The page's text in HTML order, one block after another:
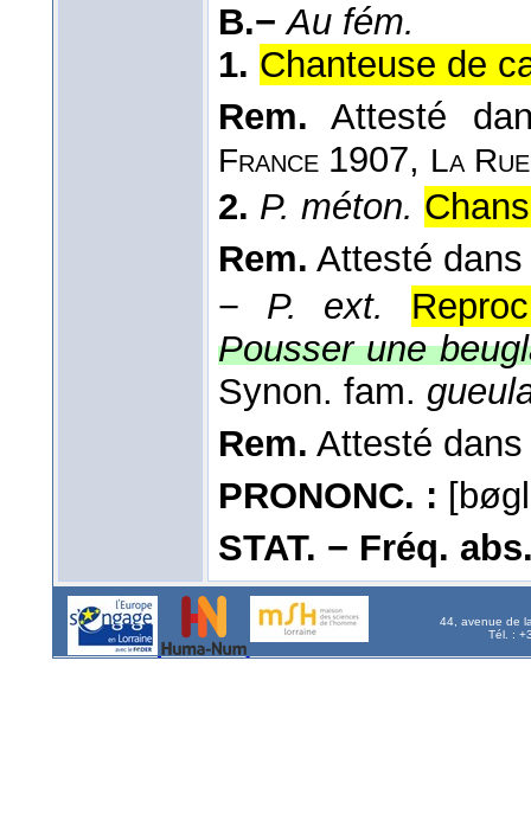
B.− Au fém.
1. Chanteuse de
Rem. Attesté
France 1907, La Rue
2. P. méton.
Rem. Attesté
− P. ext.
Pousser une
Synon. fam.
Rem. Attesté
PRONONC. :
STAT. − Fréq.
44, avenue de
Tél. :